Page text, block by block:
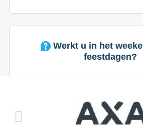
Werkt u in het weekend en op
feestdagen?